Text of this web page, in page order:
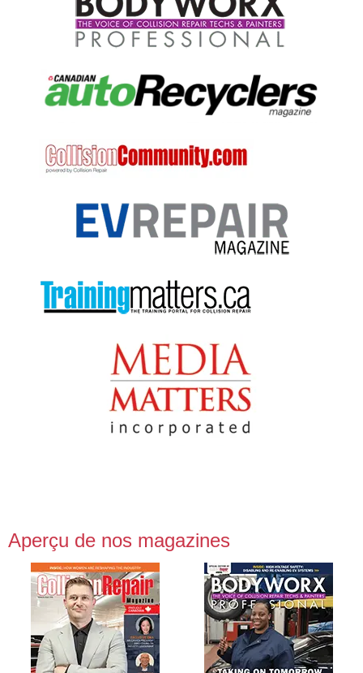
Aperçu de nos magazines